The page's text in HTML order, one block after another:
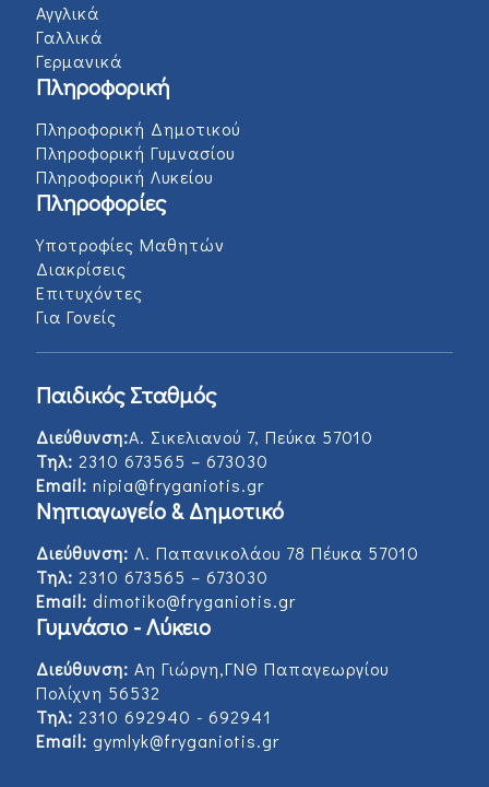
Αγγλικά
Γαλλικά
Γερμανικά
Πληροφορική
Πληροφορική Δημοτικού
Πληροφορική Γυμνασίου
Πληροφορική Λυκείου
Πληροφορίες
Υποτροφίες Μαθητών
Διακρίσεις
Επιτυχόντες
Για Γονείς
Παιδικός Σταθμός
Διεύθυνση:Α. Σικελιανού 7, Πεύκα 57010
Τηλ: 2310 673565 – 673030
Email: nipia@fryganiotis.gr
Νηπιαγωγείο & Δημοτικό
Διεύθυνση: Λ. Παπανικολάου 78 Πέυκα 57010
Τηλ: 2310 673565 – 673030
Email: dimotiko@fryganiotis.gr
Γυμνάσιο - Λύκειο
Διεύθυνση: Αη Γιώργη,ΓΝΘ Παπαγεωργίου
Πολίχνη 56532
Τηλ: 2310 692940 - 692941
Email: gymlyk@fryganiotis.gr